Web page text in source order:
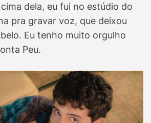
dela, eu fui no estúdio do
pra gravar voz, que deixou
Eu tenho muito orgulho
Peu.